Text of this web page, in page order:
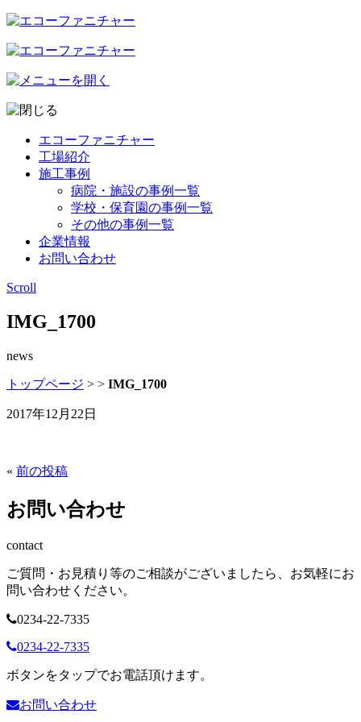
エコーファニチャー
工場紹介
施工事例
病院・施設の事例一覧
学校・保育園の事例一覧
その他の事例一覧
企業情報
お問い合わせ
Scroll
IMG_1700
news
トップページ > > IMG_1700
2017年12月22日
« 前の投稿
お問い合わせ
contact
ご質問・お見積り等のご相談がございましたら、お気軽にお
問い合わせください。
0234-22-7335
0234-22-7335
ボタンをタップでお電話頂けます。
お問い合わせ